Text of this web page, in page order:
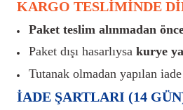
KARGO TESLİMİNDE
Paket teslim alınmadan
Paket dışı hasarlıysa kurye
Tutanak olmadan yapılan
İADE ŞARTLARI (14